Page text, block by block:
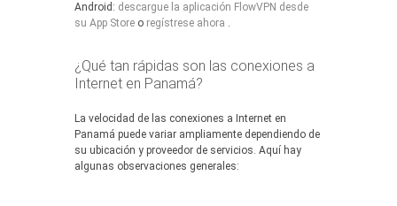
Android: descargue la aplicación FlowVPN desde
su App Store o regístrese ahora .
¿Qué tan rápidas son las conexiones a
Internet en Panamá?
La velocidad de las conexiones a Internet en
Panamá puede variar ampliamente dependiendo de
su ubicación y proveedor de servicios. Aquí hay
algunas observaciones generales: